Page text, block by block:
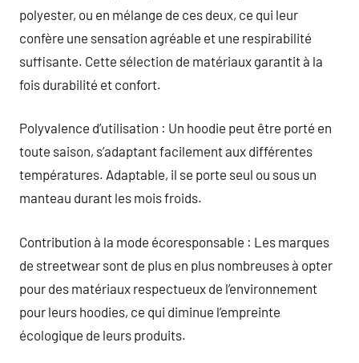
polyester, ou en mélange de ces deux, ce qui leur
confère une sensation agréable et une respirabilité
suffisante. Cette sélection de matériaux garantit à la
fois durabilité et confort.
Polyvalence d’utilisation : Un hoodie peut être porté en
toute saison, s’adaptant facilement aux différentes
températures. Adaptable, il se porte seul ou sous un
manteau durant les mois froids.
Contribution à la mode écoresponsable : Les marques
de streetwear sont de plus en plus nombreuses à opter
pour des matériaux respectueux de l’environnement
pour leurs hoodies, ce qui diminue l’empreinte
écologique de leurs produits.